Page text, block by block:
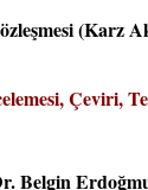
(Karz
Çeviri,
Belgin